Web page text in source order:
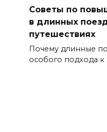
Советы по
в длинных
путешествиях
Почему длинные
особого подхода